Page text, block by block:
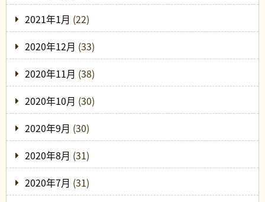
2021年1月 (22)
2020年12月 (33)
2020年11月 (38)
2020年10月 (30)
2020年9月 (30)
2020年8月 (31)
2020年7月 (31)